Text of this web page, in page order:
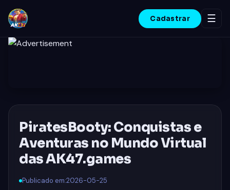
JOGOS DE CARTAS
JOGOS DE PESCA
CASSINO AO VIVO
COMUNIDADE JOGADORES
Cadastrar ☰
PiratesBooty: Conquistas e
Aventuras no Mundo Virtual
das AK47.games
Publicado em:2026-05-25